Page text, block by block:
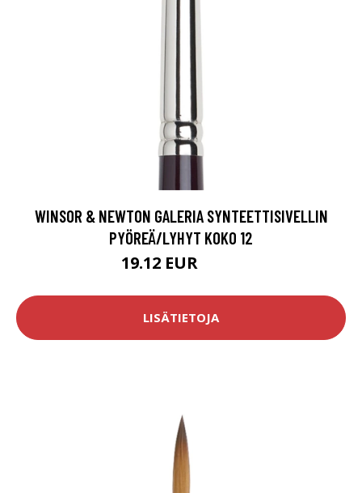
WINSOR & NEWTON GALERIA SYNTEETTISIVELLIN
PYÖREÄ/LYHYT KOKO 12
19.12 EUR
LISÄTIETOJA